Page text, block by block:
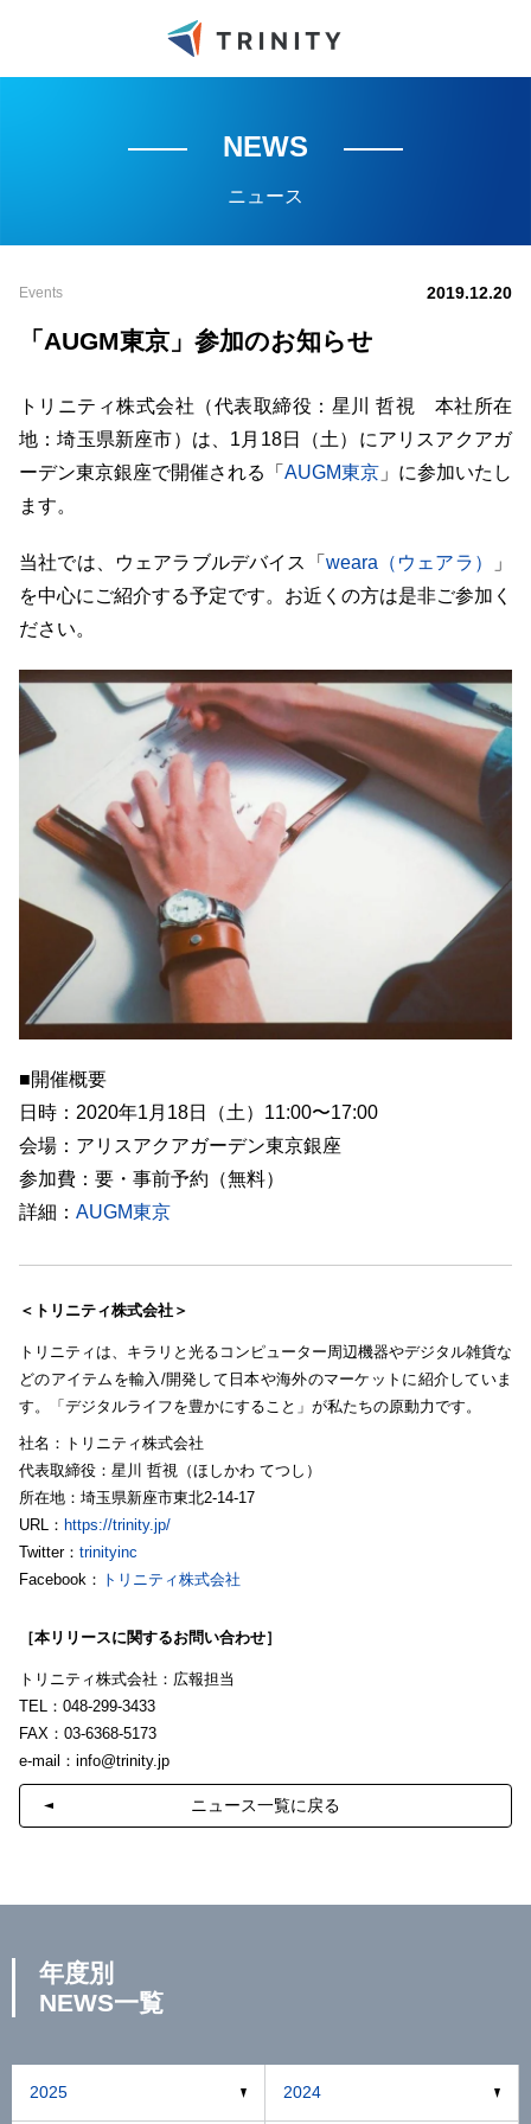
NEWS
ニュース
Events 2019.12.20
「AUGM東京」参加のお知らせ
トリニティ株式会社（代表取締役：星川 哲視 本社所在
地：埼玉県新座市）は、1月18日（土）にアリスアクアガ
ーデン東京銀座で開催される「 AUGM東京 」に参加いたし
ます。
当社では、ウェアラブルデバイス「 weara（ウェアラ）
」
を中心にご紹介する予定です。お近くの方は是非ご参加く
ださい。
■開催概要
日時：2020年1月18日（土）11:00〜17:00
会場：アリスアクアガーデン東京銀座
参加費：要・事前予約（無料）
詳細： AUGM東京
＜トリニティ株式会社＞
トリニティは、キラリと光るコンピューター周辺機器やデジタル雑貨な
どのアイテムを輸入/開発して日本や海外のマーケットに紹介していま
す。「デジタルライフを豊かにすること」が私たちの原動力です。
社名：トリニティ株式会社
代表取締役：星川 哲視（ほしかわ てつし）
所在地：埼玉県新座市東北2-14-17
URL： https://trinity.jp/
Twitter： trinityinc
Facebook： トリニティ株式会社
［本リリースに関するお問い合わせ］
トリニティ株式会社：広報担当
TEL：048-299-3433
FAX：03-6368-5173
e-mail： info@trinity.jp
ニュース一覧に戻る
年度別
NEWS一覧
2025 2024